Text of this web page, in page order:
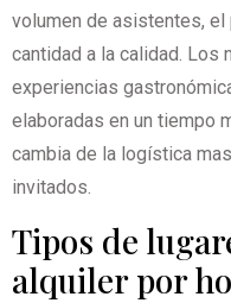
volumen de asistentes,
cantidad a la calidad. Los
experiencias
elaboradas en un tiempo
cambia de la logística
invitados.
Tipos de
alquiler por